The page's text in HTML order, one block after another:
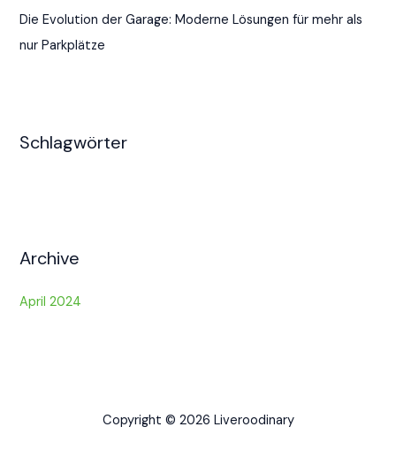
Die Evolution der Garage: Moderne Lösungen für mehr als
nur Parkplätze
Schlagwörter
Archive
April 2024
Copyright © 2026 Liveroodinary